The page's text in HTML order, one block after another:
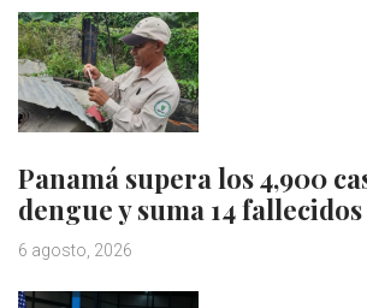
Panamá supera los 4,900
dengue y suma 14
6 agosto, 2026